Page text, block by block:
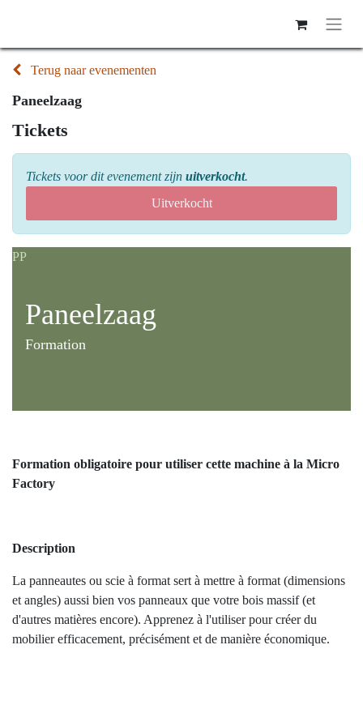
Terug naar evenementen
Paneelzaag
Tickets
Tickets voor dit evenement zijn uitverkocht.
Uitverkocht
PP
Paneelzaag
Formation
Formation obligatoire pour utiliser cette machine à
la Micro Factory
Description
La panneautes ou scie à format sert à mettre à format
(dimensions et angles) aussi bien vos panneaux que
votre bois massif (et d'autres matières encore).
Apprenez à l'utiliser pour créer du mobilier